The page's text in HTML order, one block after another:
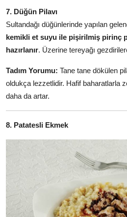
7. Düğün Pilavı
Sultandağı düğünlerinde yapılan
kemikli et suyu ile pişirilmiş pirinç
hazırlanır. Üzerine tereyağı
Tadım Yorumu: Tane tane dökülen
oldukça lezzetlidir. Hafif baharatlarla
daha da artar.
8. Patatesli Ekmek